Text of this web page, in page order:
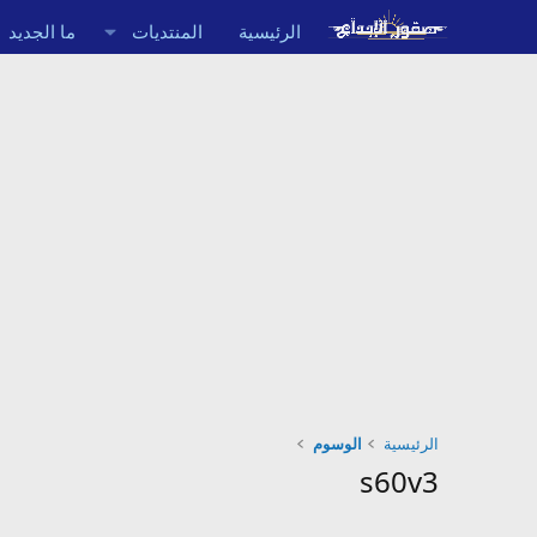
الرئيسية المنتديات ما الجديد
الرئيسية الوسوم
s60v3